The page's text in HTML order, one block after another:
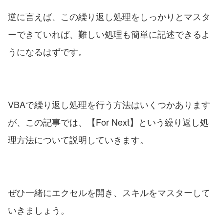
逆に言えば、この繰り返し処理をしっかりとマスタ
ーできていれば、難しい処理も簡単に記述できるよ
うになるはずです。
VBAで繰り返し処理を行う方法はいくつかあります
が、この記事では、【For Next】という繰り返し処
理方法について説明していきます。
ぜひ一緒にエクセルを開き、スキルをマスターして
いきましょう。